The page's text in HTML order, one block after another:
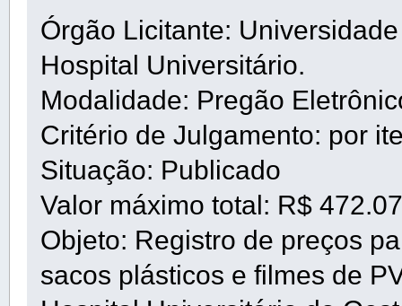
Órgão Licitante:
Hospital Universitário.
Modalidade: Pregão
Critério de Julgamento: por
Situação: Publicado
Valor máximo total: R$
Objeto: Registro de preços
sacos plásticos e filmes de